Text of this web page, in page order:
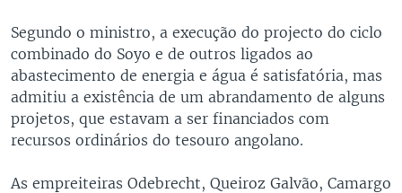
Segundo o ministro, a execução do projecto do ciclo
combinado do Soyo e de outros ligados ao
abastecimento de energia e água é satisfatória, mas
admitiu a existência de um abrandamento de alguns
projetos, que estavam a ser financiados com
recursos ordinários do tesouro angolano.
As empreiteiras Odebrecht, Queiroz Galvão, Camargo